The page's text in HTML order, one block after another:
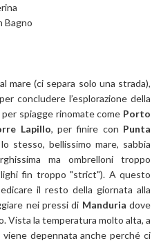
Bagno
mare (ci separa solo una strada),
concludere l’esplorazione della
spiagge rinomate come Porto
Lapillo, per finire con Punta
stesso, bellissimo mare, sabbia
ma ombrelloni troppo
fin troppo "strict"). A questo
il resto della giornata alla
nei pressi di Manduria dove
Vista la temperatura molto alta, a
depennata anche perché ci